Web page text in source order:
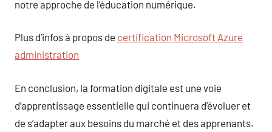
notre approche de l’éducation numérique.
Plus d’infos à propos de certification Microsoft Azure
administration
En conclusion, la formation digitale est une voie
d’apprentissage essentielle qui continuera d’évoluer et
de s’adapter aux besoins du marché et des apprenants.